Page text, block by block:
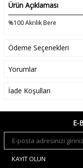
Ürün Açıklaması
%100 Akrilik Bere
Ödeme Seçenekleri
Yorumlar
İade Koşulları
E-
KAYIT OLUN